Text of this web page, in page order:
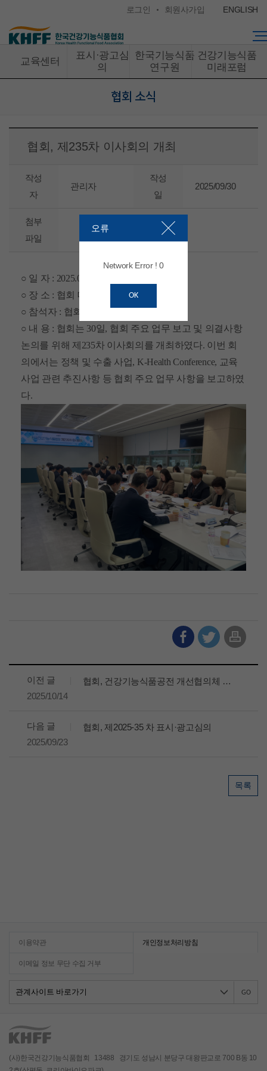
로그인 회원사가입 ENGLISH
교육센터
표시·광고심
의
한국기능식품
연구원
건강기능식품
미래포럼
협회 소식
협회, 제235차 이사회의 개최
작성
자
관리자
작성
일
2025/09/30
첨부
파일
이전 글
협회, 건강기능식품공전 개선협의체 전체회의
2025/10/14
다음 글
협회, 제2025-35 차 표시·광고심의
2025/09/23
○ 일 자 : 2025.09.30(화)
○ 장 소 : 협회 대회의실
○ 참석자 : 협회 임원사 및 협회 관계자
○ 내 용 : 협회는 30일, 협회 주요 업무 보고 및 의결사항
논의를 위해 제235차 이사회의를 개최하였다. 이번 회
의에서는 정책 및 수출 사업, K-Health Conference, 교육
사업 관련 추진사항 등 협회 주요 업무 사항을 보고하였
다.
목록
이용약관 개인정보처리방침
이메일 정보 무단 수집 거부
GO
(사)한국건강기능식품협회 13488 경기도 성남시 분당구 대왕판교로 700 B동 10
오류
Network Error ! 0
OK